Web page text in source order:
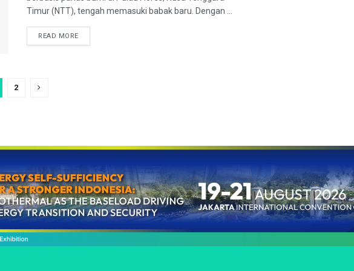
Timur (NTT), tengah memasuki babak baru. Dengan ...
READ MORE
2